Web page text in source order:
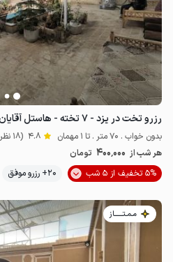
400٬000 ت
رزرو تخت در یزد - ۷ تخته - هاستل آقایان
بدون خواب . 70 متر . تا 1 مهمان 4.8 (18 نظر)
هر شب از 400٬000 تومان
5% تخفیف از 5 شب
20+ رزرو موفق
مـمـتــــــاز